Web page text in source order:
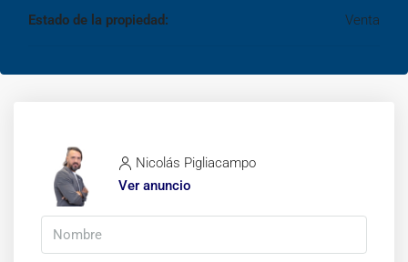
Estado de la propiedad: Venta
Nicolás Pigliacampo
Ver anuncio